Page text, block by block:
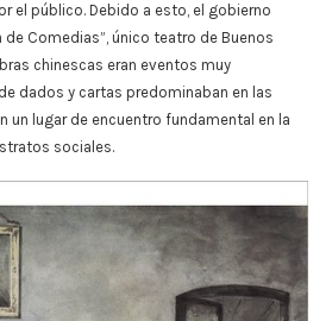
el público. Debido a esto, el gobierno
de Comedias”, único teatro de Buenos
chinescas eran eventos muy
dados y cartas predominaban en las
un lugar de encuentro fundamental en la
sociales.